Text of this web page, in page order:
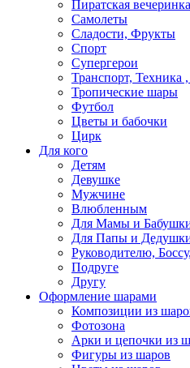
Пиратская вечеринка
Самолеты
Сладости, Фрукты
Спорт
Супергерои
Транспорт,
Тропические шары
Футбол
Цветы и бабочки
Цирк
Для кого
Детям
Девушке
Мужчине
Влюбленным
Для Мамы и
Для Папы и
Руководителю,
Подруге
Другу
Оформление шарами
Композиции из
Фотозона
Арки и цепочки из
Фигуры из шаров